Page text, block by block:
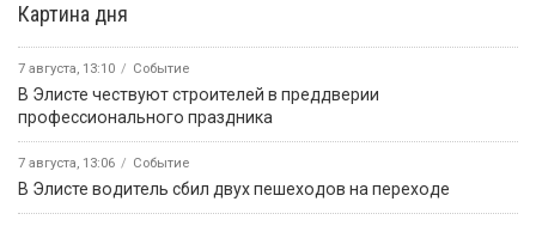
Картина дня
7 августа, 13:10 Событие
В Элисте чествуют строителей в преддверии
профессионального праздника
7 августа, 13:06 Событие
В Элисте водитель сбил двух пешеходов на переходе